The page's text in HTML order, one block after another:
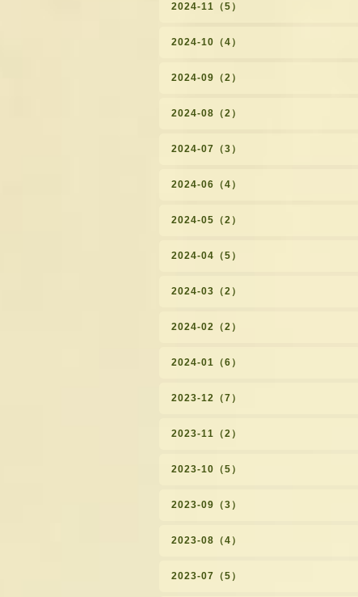
2024-11（5）
2024-10（4）
2024-09（2）
2024-08（2）
2024-07（3）
2024-06（4）
2024-05（2）
2024-04（5）
2024-03（2）
2024-02（2）
2024-01（6）
2023-12（7）
2023-11（2）
2023-10（5）
2023-09（3）
2023-08（4）
2023-07（5）